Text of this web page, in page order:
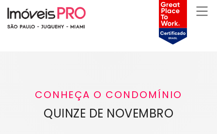
CONHEÇA O CONDOMÍNIO
QUINZE DE NOVEMBRO